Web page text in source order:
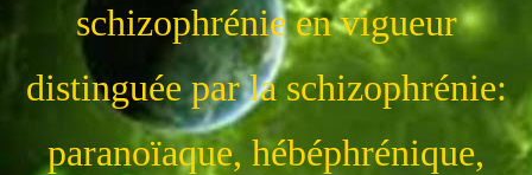
schizophrénie en vigueur
distinguée par la schizophrénie:
paranoïaque, hébéphrénique,